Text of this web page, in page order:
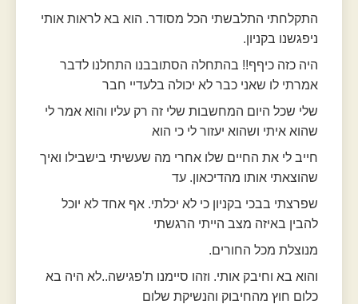
התקלחתי התלבשתי הכל מסודר. הוא בא לראות אותי
ניפגשנו בקניון.
היה כזה כיףף!! בהתחלה הסתובבנו התחלנו לדבר
אמרתי לו שאני כבר לא יכולה בלעדיי חבר
שלי שכל היום המחשבות שלי זה רק עליו והוא אמר לי
שהוא איתי ושהוא יעזור לי כי הוא
חייב לי את החיים שלו אחרי מה שעשיתי בישבילו ואיך
שהוצאתי אותו מהדיכאון. עד
שפרצתי בבכי בקניון כי לא יכלתי. אף אחד לא יוכל
להבין באיזה מצב הייתי הרגשתי
מנוצלת מכל החורים.
והוא בא וחיבק אותי. וזהו סיימנו ת'פגישה..לא היה בא
כלום חוץ מהחיבוק והנשיקת שלום